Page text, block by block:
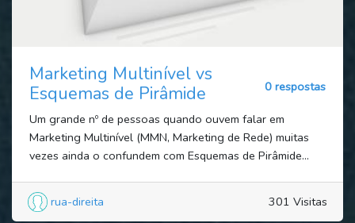
Marketing Multinível vs
Esquemas de Pirâmide
0 respostas
Um grande nº de pessoas quando ouvem falar em
Marketing Multinível (MMN, Marketing de Rede) muitas
vezes ainda o confundem com Esquemas de Pirâmide...
rua-direita 301 Visitas